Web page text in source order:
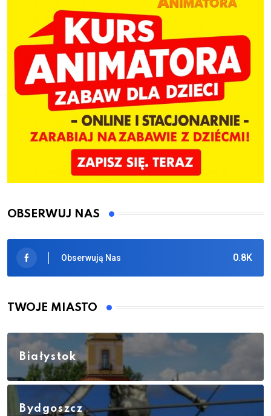
OBSERWUJ NAS
0.8K
Obserwują Nas
TWOJE MIASTO
Białystok
Bydgoszcz